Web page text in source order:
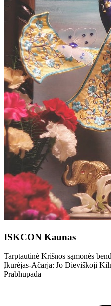
ISKCON Kaunas
Tarptautinė Krišnos sąmonės
Įkūrėjas-Ačarja: Jo Dieviškoji
Prabhupada